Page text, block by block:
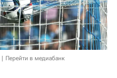
Перейти в медиабанк